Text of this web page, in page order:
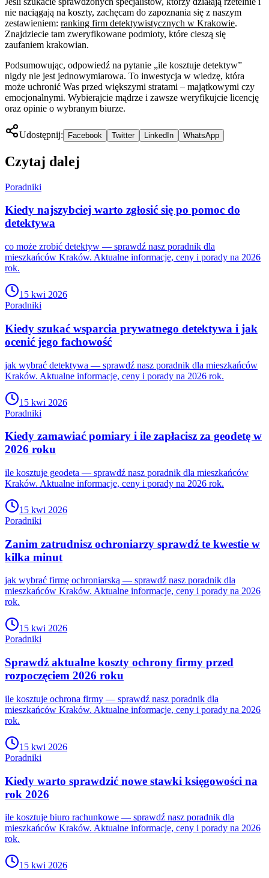
nie naciągają na koszty, zachęcam do zapoznania się z naszym
zestawieniem: ranking firm detektywistycznych w Krakowie.
Znajdziecie tam zweryfikowane podmioty, które cieszą się
zaufaniem krakowian.
Podsumowując, odpowiedź na pytanie „ile kosztuje detektyw”
nigdy nie jest jednowymiarowa. To inwestycja w wiedzę, która
może uchronić Was przed większymi stratami – majątkowymi czy
emocjonalnymi. Wybierajcie mądrze i zawsze weryfikujcie licencję
oraz opinie o wybranym biurze.
Udostępnij: Facebook Twitter LinkedIn WhatsApp
Czytaj dalej
Poradniki
Kiedy najszybciej warto zgłosić się po pomoc do
detektywa
co może zrobić detektyw — sprawdź nasz poradnik dla
mieszkańców Kraków. Aktualne informacje, ceny i porady na 2026
rok.
15 kwi 2026
Poradniki
Kiedy szukać wsparcia prywatnego detektywa i jak
ocenić jego fachowość
jak wybrać detektywa — sprawdź nasz poradnik dla mieszkańców
Kraków. Aktualne informacje, ceny i porady na 2026 rok.
15 kwi 2026
Poradniki
Kiedy zamawiać pomiary i ile zapłacisz za geodetę w
2026 roku
ile kosztuje geodeta — sprawdź nasz poradnik dla mieszkańców
Kraków. Aktualne informacje, ceny i porady na 2026 rok.
15 kwi 2026
Poradniki
Zanim zatrudnisz ochroniarzy sprawdź te kwestie w
kilka minut
jak wybrać firmę ochroniarską — sprawdź nasz poradnik dla
mieszkańców Kraków. Aktualne informacje, ceny i porady na 2026
rok.
15 kwi 2026
Poradniki
Sprawdź aktualne koszty ochrony firmy przed
rozpoczęciem 2026 roku
ile kosztuje ochrona firmy — sprawdź nasz poradnik dla
mieszkańców Kraków. Aktualne informacje, ceny i porady na 2026
rok.
15 kwi 2026
Poradniki
Kiedy warto sprawdzić nowe stawki księgowości na
rok 2026
ile kosztuje biuro rachunkowe — sprawdź nasz poradnik dla
mieszkańców Kraków. Aktualne informacje, ceny i porady na 2026
rok.
15 kwi 2026